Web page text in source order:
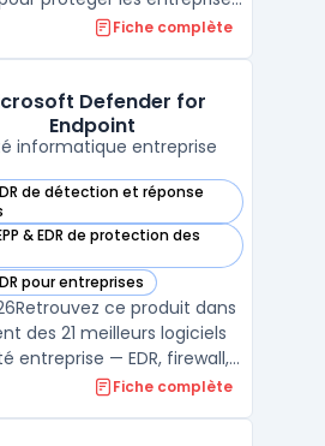
modernes. En
complète pour sécuriser
Fiche complète
Defender for
Endpoint
informatique entreprise
de détection et réponse
for Endpoint dans cette
& EDR de protection des
for Endpoint dans cette
pour entreprises
for Endpoint dans cette
ce produit dans
des 21 meilleurs logiciels
entreprise — EDR, firewall,
Fiche complète